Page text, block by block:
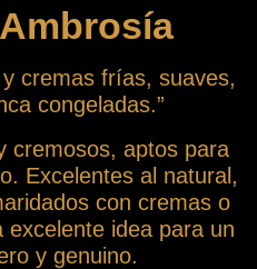
cremas frías, suaves,
congeladas.”
cremosos, aptos para
Excelentes al natural,
con cremas o
idea para un
y genuino.